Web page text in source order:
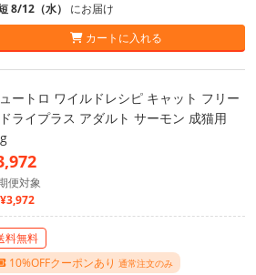
8/12（水） にお届け
カートに入れる
ートロ ワイルドレシピ キャット フリー
ライプラス アダルト サーモン 成猫用
便対象
¥3,972
料無料
10%OFFクーポンあり 通常注文のみ